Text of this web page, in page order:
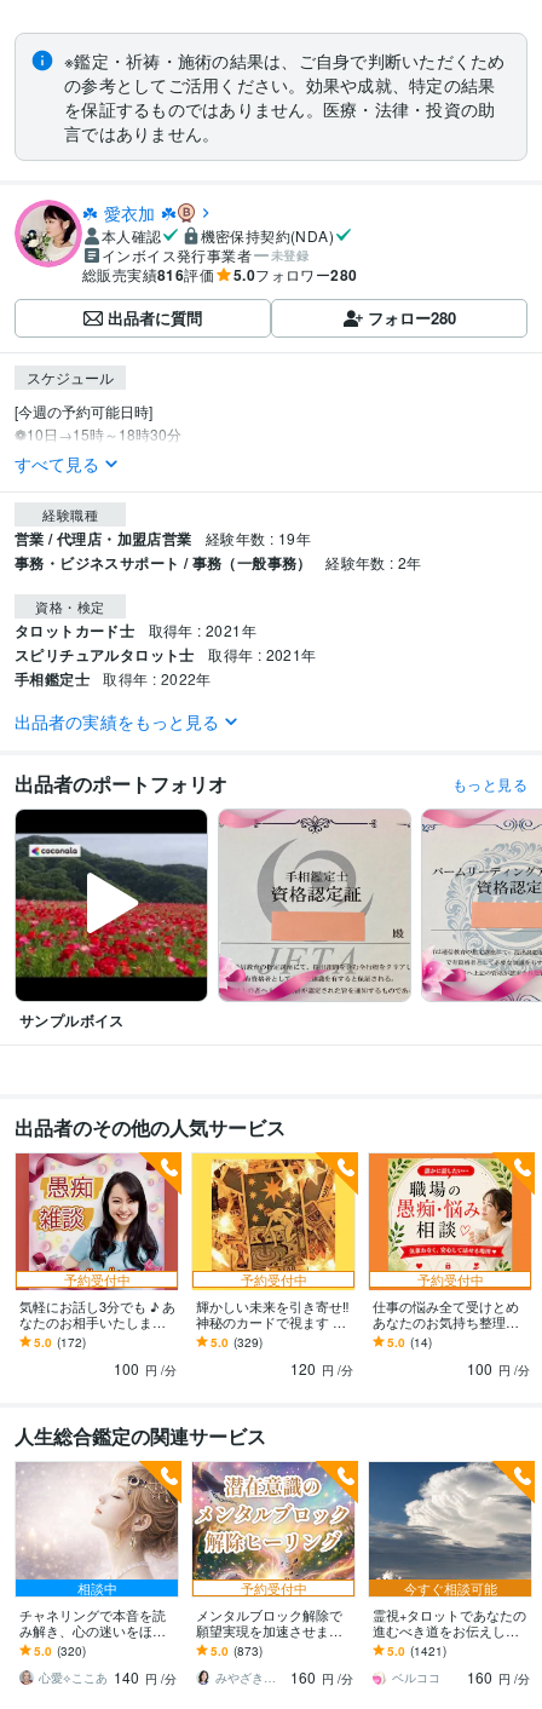
※鑑定・祈祷・施術の結果は、ご自身で判断いただくため
の参考としてご活用ください。効果や成就、特定の結果
を保証するものではありません。医療・法律・投資の助
言ではありません。
☘️ 愛衣加 ☘️
本人確認
機密保持契約(NDA)
インボイス発行事業者
未登録
総販売実績816評価 5.0フォロワー280
出品者に質問 フォロー280
スケジュール
[今週の予約可能日時]
❁10日→15時～18時30分
すべて見る
経験職種
営業 / 代理店・加盟店営業 経験年数 : 19年
事務・ビジネスサポート / 事務（一般事務） 経験年数 : 2年
資格・検定
タロットカード士 取得年 : 2021年
スピリチュアルタロット士 取得年 : 2021年
手相鑑定士 取得年 : 2022年
得意分野
悩み相談・カウンセリング 職場のお悩み
仕事、職場 愚痴
出品者の実績をもっと見る
出品者のポートフォリオ もっと見る
サンプルボイス
出品者のその他の人気サービス
予約受付中
気軽にお話し3分でも ♪ あ
なたのお相手いたします
☘️軽いお話しからそうで
ない話まで お友達感覚で
5.0 (172)
100 円 /分
予約受付中
輝かしい未来を引き寄せ‼️
神秘のカードで視ます ✳
就職・退職・転職 など仕
事のお悩みスピリチュア
5.0 (329)
120 円 /分
予約受付中
仕事の悩み全て受けとめ
あなたのお気持ち整理し
ます ◇ハラスメント経験
者が職場の不満・人間関
係など親身にききます
5.0 (14)
100 円 /分
人生総合鑑定の関連サービス
相談中
チャネリングで本音を読
み解き、心の迷いをほど
きます 恋が苦しくなる原
因を探り、どう進めばい
いかをお伝えします
5.0 (320)
心愛⟡ここあ 140 円 /分
予約受付中
メンタルブロック解除で
願望実現を加速させます
叶えたい未来は自分で引
き寄せる！潜在意識の書
き換えヒーリング
5.0 (873)
みやざきゆみこ 未来を叶えるヒーリング
160 円 /分
今すぐ相談可能
霊視+タロットであなたの
進むべき道をお伝えしま
す 仕事.恋愛.結婚.家族.人
間関係全ての悩みを解決
に導きます。
5.0 (1421)
ベルココ
160 円 /分